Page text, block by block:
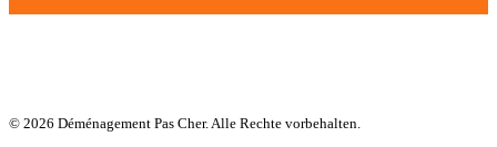
© 2026 Déménagement Pas Cher. Alle Rechte vorbehalten.